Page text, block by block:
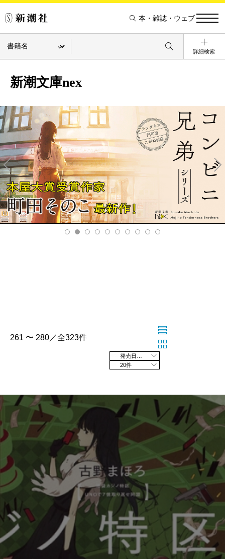
本・雑誌・ウェブ
詳細検索
新潮文庫nex
Pre
v
xt
261 〜 280／全323件
20件